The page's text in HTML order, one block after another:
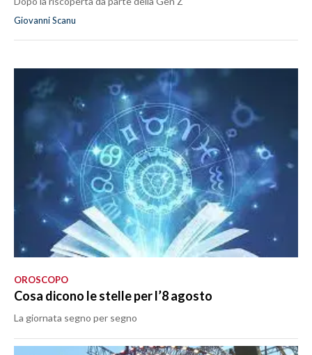
Giovanni Scanu
OROSCOPO
Cosa dicono le stelle per l’8 agosto
La giornata segno per segno